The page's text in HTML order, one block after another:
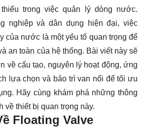
trong việc quản lý dòng nước.
nghiệp và dân dụng hiện đại, việc
của nước là một yếu tố quan trọng để
an toàn của hệ thống. Bài viết này sẽ
về cấu tạo, nguyên lý hoạt động, ứng
lựa chọn và bảo trì van nổi để tối ưu
Hãy cùng khám phá những thông
về thiết bị quan trọng này.
Floating Valve